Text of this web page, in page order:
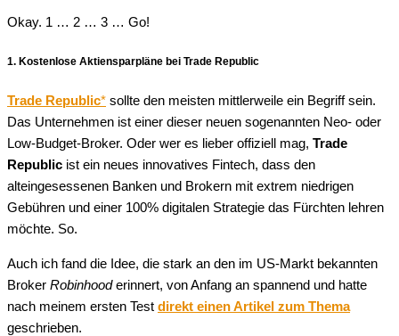
Okay. 1 … 2 … 3 … Go!
1. Kostenlose Aktiensparpläne bei Trade Republic
Trade Republic* sollte den meisten mittlerweile ein Begriff sein.
Das Unternehmen ist einer dieser neuen sogenannten Neo- oder
Low-Budget-Broker. Oder wer es lieber offiziell mag, Trade
Republic ist ein neues innovatives Fintech, dass den
alteingesessenen Banken und Brokern mit extrem niedrigen
Gebühren und einer 100% digitalen Strategie das Fürchten lehren
möchte. So.
Auch ich fand die Idee, die stark an den im US-Markt bekannten
Broker Robinhooderinnert, von Anfang an spannend und hatte
nach meinem ersten Test direkt einen Artikel zum Thema
geschrieben.